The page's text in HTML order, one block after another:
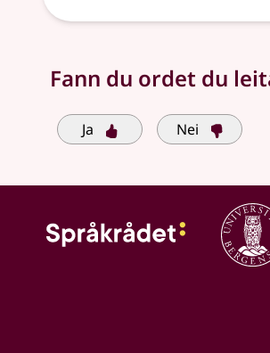
Fann du ordet du
Ja Nei